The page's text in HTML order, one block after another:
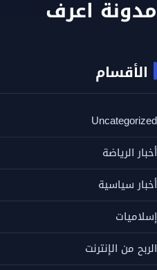
مدونة اعرف
الأقسام
Uncategorized
أخبار الرياضة
أخبار سياسية
إسلاميات
الربح من الإنترنت